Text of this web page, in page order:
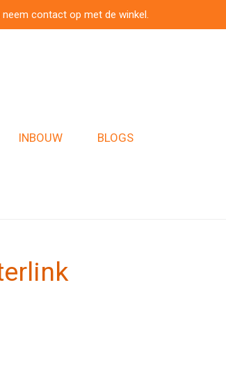
contact op met de winkel.
INBOUW BLOGS